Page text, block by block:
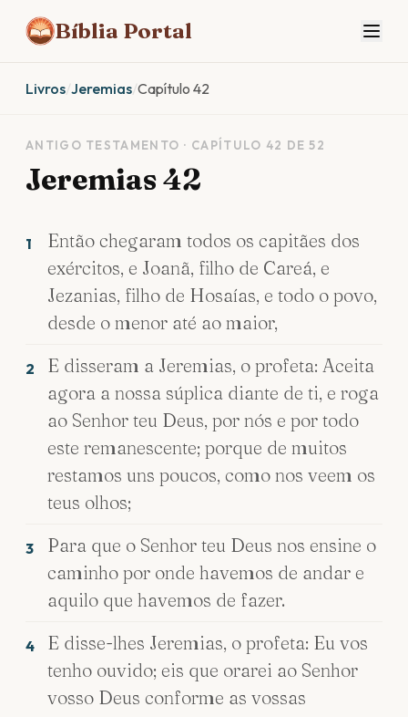
Bíblia Portal
Livros/Jeremias/Capítulo 42
ANTIGO TESTAMENTO · CAPÍTULO 42 DE 52
Jeremias 42
1
Então chegaram todos os capitães dos
exércitos, e Joanã, filho de Careá, e
Jezanias, filho de Hosaías, e todo o povo,
desde o menor até ao maior,
2
E disseram a Jeremias, o profeta: Aceita
agora a nossa súplica diante de ti, e roga
ao Senhor teu Deus, por nós e por todo
este remanescente; porque de muitos
restamos uns poucos, como nos veem os
teus olhos;
3
Para que o Senhor teu Deus nos ensine o
caminho por onde havemos de andar e
aquilo que havemos de fazer.
4
E disse-lhes Jeremias, o profeta: Eu vos
tenho ouvido; eis que orarei ao Senhor
vosso Deus conforme as vossas